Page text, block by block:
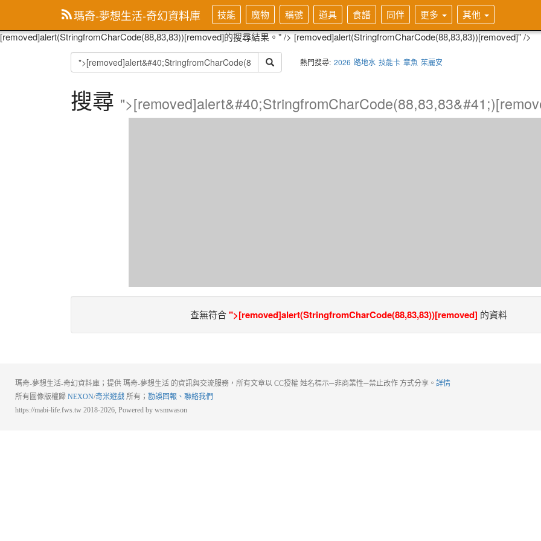
[removed]alert(StringfromCharCode(88,83,83))[removed]的搜尋結果。" />[removed]alert(StringfromCharCode(88,83,83))[removed]" />
瑪奇-夢想生活-奇幻資料庫 技能 魔物 稱號 道具 食譜 同伴 更多 其他
熱門搜尋: 2026 路地水 技能卡 章魚 茱麗安
搜尋
查無符合">[removed]alert(StringfromCharCode(88,83,83))[removed] 的資料
瑪奇-夢想生活-奇幻資料庫；提供 瑪奇-夢想生活 的資訊與交流服務，所有文章以 CC授權 姓名標示─非商業性─禁止改作 方式分享。 詳情
所有圖像版權歸 NEXON/奇米遊戲 所有； 勘誤回報、聯絡我們
https://mabi-life.fws.tw 2018-2026, Powered by wsmwason